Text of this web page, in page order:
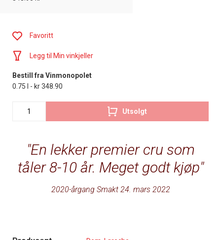
En lekker premier cru som
tåler 8-10 år. Meget godt kjøp
2020-årgang Smakt 24. mars 2022
Favoritt
Legg til Min vinkjeller
Bestill fra Vinmonopolet
0.75 l - kr 348.90
Utsolgt